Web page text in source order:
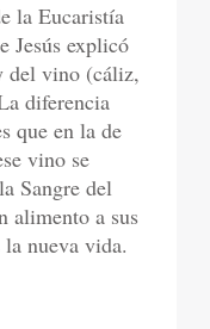
la Eucaristía
Jesús explicó
del vino (cáliz,
diferencia
que en la de
vino se
Sangre del
alimento a sus
nueva vida.